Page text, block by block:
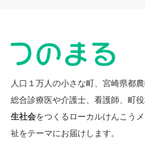
人口１万人の小さな町、宮崎県都農
総合診療医や介護士、看護師、町
生社会をつくるローカルけんこうメ
祉をテーマにお届けします。